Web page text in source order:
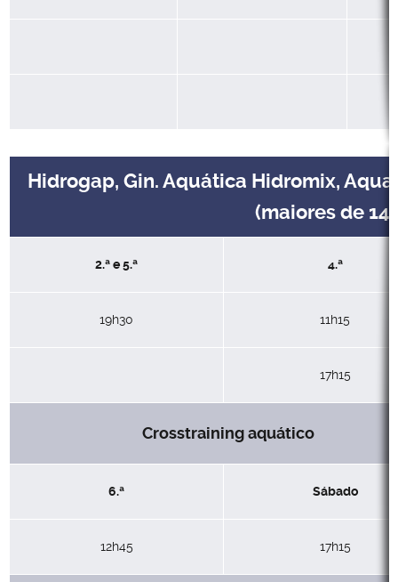
Hidrogap, Gin. Aquática Hidromix,
(maiores de 14
2.ª e 5.ª 4.ª
19h30 11h15
17h15
Crosstraining aquático
6.ª Sábado
12h45 17h15